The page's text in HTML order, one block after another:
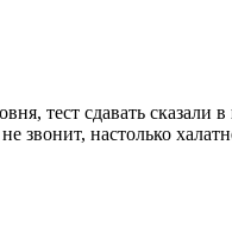
тест сдавать
звонит, настолько